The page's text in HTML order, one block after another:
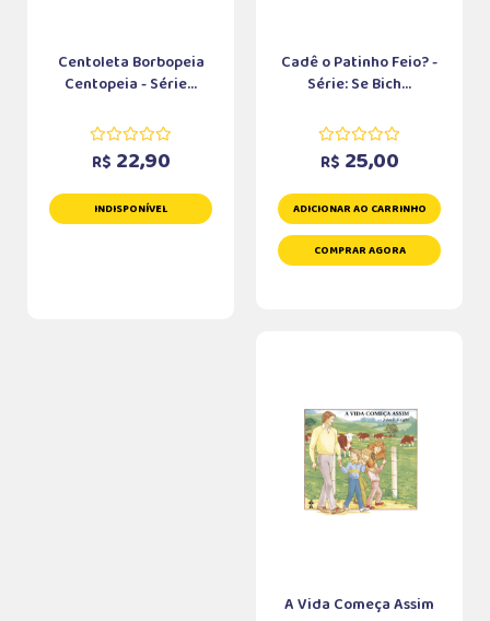
Centoleta Borbopeia
Centopeia - Série...
R$ 22,90
INDISPONÍVEL
Cadê o Patinho Feio? -
Série: Se Bich...
R$ 25,00
ADICIONAR AO CARRINHO
COMPRAR AGORA
A Vida Começa Assim